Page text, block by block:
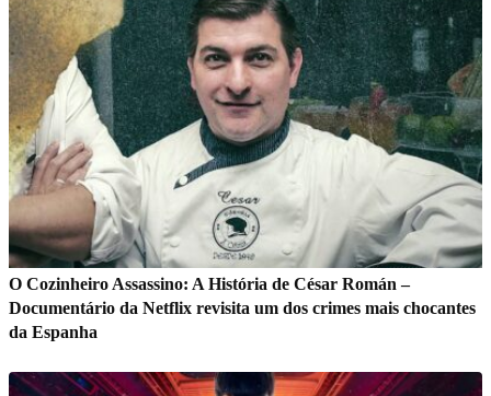
O Cozinheiro Assassino: A História de César Román –
Documentário da Netflix revisita um dos crimes mais chocantes
da Espanha